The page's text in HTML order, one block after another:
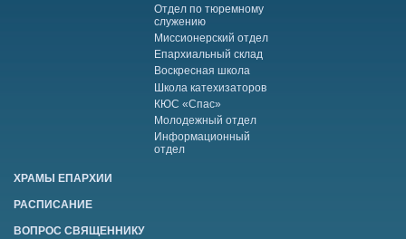
Отдел по тюремному
служению
Миссионерский отдел
Епархиальный склад
Воскресная школа
Школа катехизаторов
КЮС «Спас»
Молодежный отдел
Информационный
отдел
ХРАМЫ ЕПАРХИИ
РАСПИСАНИЕ
ВОПРОС СВЯЩЕННИКУ